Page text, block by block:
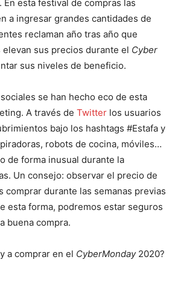
esta festival de compras las
a ingresar grandes cantidades de
reclaman año tras año que
sus precios durante el Cyber
sus niveles de beneficio.
se han hecho eco de esta
A través de Twitter los usuarios
bajo los hashtags #Estafa y
robots de cocina, móviles…
de forma inusual durante la
Un consejo: observar el precio de
comprar durante las semanas previas
esta forma, podremos estar seguros
buena compra.
a comprar en el CyberMonday 2020?